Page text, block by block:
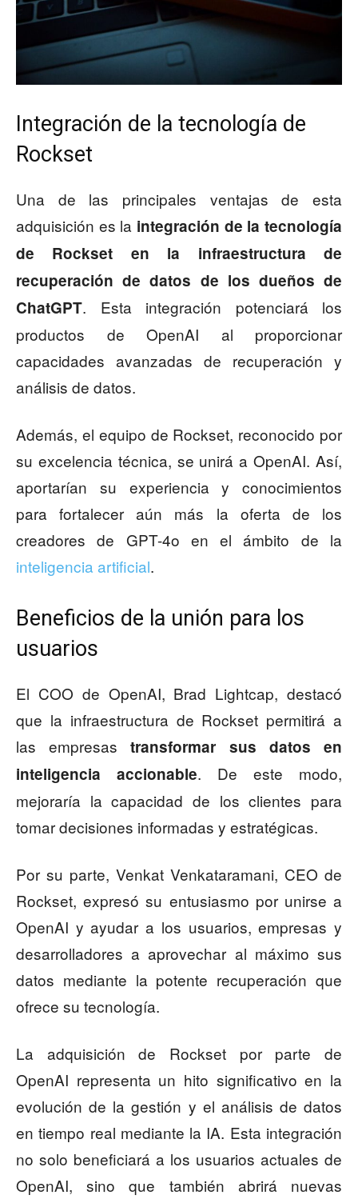
Integración de la tecnología de
Rockset
Una de las principales ventajas de esta
adquisición es la integración de la tecnología
de Rockset en la infraestructura de
recuperación de datos de los dueños de
ChatGPT. Esta integración potenciará los
productos de OpenAI al proporcionar
capacidades avanzadas de recuperación y
análisis de datos.
Además, el equipo de Rockset, reconocido por
su excelencia técnica, se unirá a OpenAI. Así,
aportarían su experiencia y conocimientos
para fortalecer aún más la oferta de los
creadores de GPT-4o en el ámbito de la
inteligencia artificial.
Beneficios de la unión para los
usuarios
El COO de OpenAI, Brad Lightcap, destacó
que la infraestructura de Rockset permitirá a
las empresastransformar sus datos en
inteligencia accionable. De este modo,
mejoraría la capacidad de los clientes para
tomar decisiones informadas y estratégicas.
Por su parte, Venkat Venkataramani, CEO de
Rockset, expresó su entusiasmo por unirse a
OpenAI y ayudar a los usuarios, empresas y
desarrolladores a aprovechar al máximo sus
datos mediante la potente recuperación que
ofrece su tecnología.
La adquisición de Rockset por parte de
OpenAI representa un hito significativo en la
evolución de la gestión y el análisis de datos
en tiempo real mediante la IA. Esta integración
no solo beneficiará a los usuarios actuales de
OpenAI, sino que también abrirá nuevas